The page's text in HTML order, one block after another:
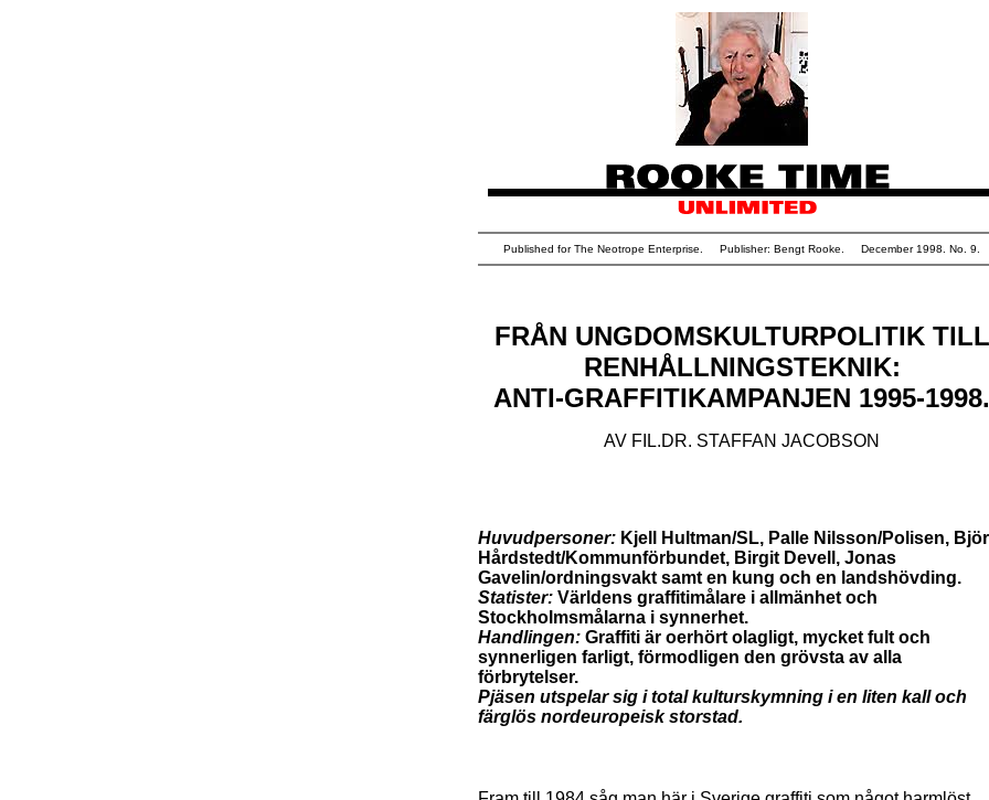
Published for The Neotrope Enterprise. Publisher: Bengt Rooke. December 1998. No. 9.
FRÅN UNGDOMSKULTURPOLITIK TILL
RENHÅLLNINGSTEKNIK:
ANTI-GRAFFITIKAMPANJEN 1995-1998.
AV FIL.DR. STAFFAN JACOBSON
Huvudpersoner: Kjell Hultman/SL, Palle Nilsson/Polisen,
Hårdstedt/Kommunförbundet, Birgit Devell, Jonas
Gavelin/ordningsvakt samt en kung och en landshövding.
Statister: Världens graffitimålare i allmänhet och
Stockholmsmålarna i synnerhet.
Handlingen: Graffiti är oerhört olagligt, mycket fult och
synnerligen farligt, förmodligen den grövsta av alla
förbrytelser.
Pjäsen utspelar sig i total kulturskymning i en liten kall och
färglös nordeuropeisk storstad.